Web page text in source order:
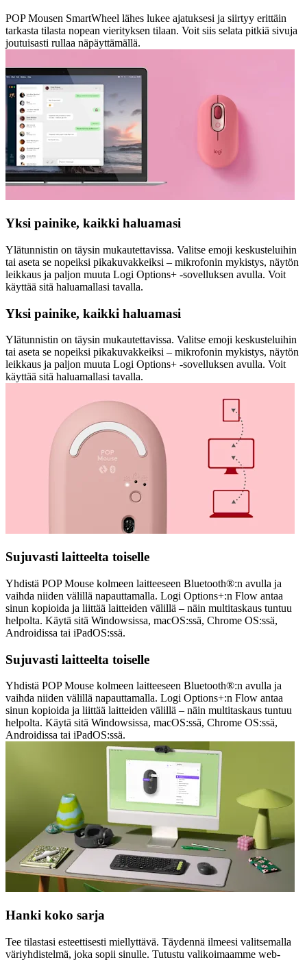
POP Mousen SmartWheel lähes lukee ajatuksesi ja siirtyy erittäin
tarkasta tilasta nopean vierityksen tilaan. Voit siis selata pitkiä sivuja
joutuisasti rullaa näpäyttämällä.
Yksi painike, kaikki haluamasi
Ylätunnistin on täysin mukautettavissa. Valitse emoji keskusteluihin
tai aseta se nopeiksi pikakuvakkeiksi – mikrofonin mykistys, näytön
leikkaus ja paljon muuta Logi Options+ -sovelluksen avulla. Voit
käyttää sitä haluamallasi tavalla.
Yksi painike, kaikki haluamasi
Ylätunnistin on täysin mukautettavissa. Valitse emoji keskusteluihin
tai aseta se nopeiksi pikakuvakkeiksi – mikrofonin mykistys, näytön
leikkaus ja paljon muuta Logi Options+ -sovelluksen avulla. Voit
käyttää sitä haluamallasi tavalla.
Sujuvasti laitteelta toiselle
Yhdistä POP Mouse kolmeen laitteeseen Bluetooth®:n avulla ja
vaihda niiden välillä napauttamalla. Logi Options+:n Flow antaa
sinun kopioida ja liittää laitteiden välillä – näin multitaskaus tuntuu
helpolta. Käytä sitä Windowsissa, macOS:ssä, Chrome OS:ssä,
Androidissa tai iPadOS:ssä.
Sujuvasti laitteelta toiselle
Yhdistä POP Mouse kolmeen laitteeseen Bluetooth®:n avulla ja
vaihda niiden välillä napauttamalla. Logi Options+:n Flow antaa
sinun kopioida ja liittää laitteiden välillä – näin multitaskaus tuntuu
helpolta. Käytä sitä Windowsissa, macOS:ssä, Chrome OS:ssä,
Androidissa tai iPadOS:ssä.
Hanki koko sarja
Tee tilastasi esteettisesti miellyttävä. Täydennä ilmeesi valitsemalla
väriyhdistelmä, joka sopii sinulle. Tutustu valikoimaamme web-